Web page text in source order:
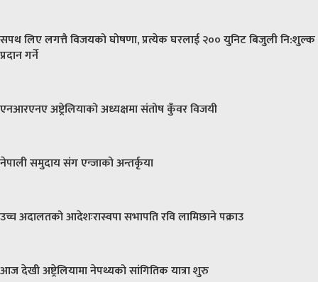
सपथ लिए लगत्तै विजयको घोषणा, प्रत्येक घरलाई २०० युनिट बिजुली नि:शुल्क
प्रदान गर्ने
एनआरएनए अष्ट्रेलियाको अध्यक्षमा संतोष कुँवर विजयी
नेपाली समुदाय संग एन्जाको अन्तर्कृया
उच्च अदालतको आदेशःरास्वपा सभापति रवि लामिछाने पक्राउ
आज देखी अष्ट्रेलियामा नेपथ्यको सांगितिक यात्रा शुरु